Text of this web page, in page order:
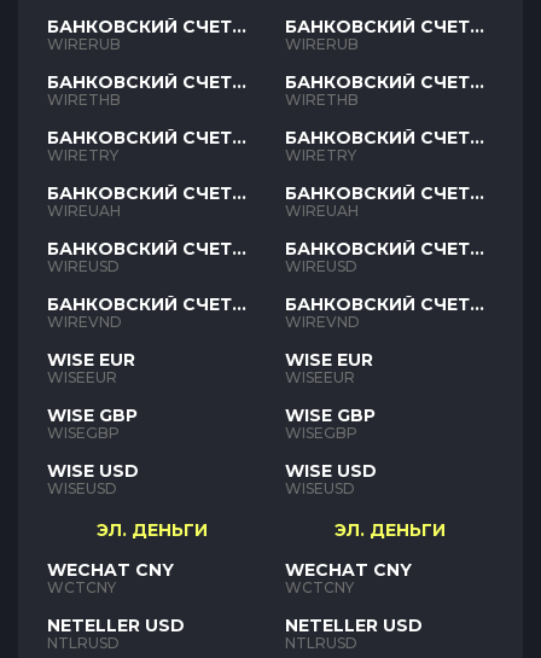
БАНКОВСКИЙ СЧЕТ
RUB
WIRERUB
БАНКОВСКИЙ СЧЕТ
THB
WIRETHB
БАНКОВСКИЙ СЧЕТ
TRY
WIRETRY
БАНКОВСКИЙ СЧЕТ
UAH
WIREUAH
БАНКОВСКИЙ СЧЕТ
USD
WIREUSD
БАНКОВСКИЙ СЧЕТ
VND
WIREVND
WISE EUR
WISEEUR
WISE GBP
WISEGBP
WISE USD
WISEUSD
ЭЛ. ДЕНЬГИ
WECHAT CNY
WCTCNY
NETELLER USD
NTLRUSD
БАНКОВСКИЙ СЧЕТ
RUB
WIRERUB
БАНКОВСКИЙ СЧЕТ
THB
WIRETHB
БАНКОВСКИЙ СЧЕТ
TRY
WIRETRY
БАНКОВСКИЙ СЧЕТ
UAH
WIREUAH
БАНКОВСКИЙ СЧЕТ
USD
WIREUSD
БАНКОВСКИЙ СЧЕТ
VND
WIREVND
WISE EUR
WISEEUR
WISE GBP
WISEGBP
WISE USD
WISEUSD
ЭЛ. ДЕНЬГИ
WECHAT CNY
WCTCNY
NETELLER USD
NTLRUSD